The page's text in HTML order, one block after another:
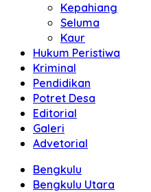
Kepahiang
Seluma
Kaur
Hukum Peristiwa
Kriminal
Pendidikan
Potret Desa
Editorial
Galeri
Advetorial
Bengkulu
Bengkulu Utara